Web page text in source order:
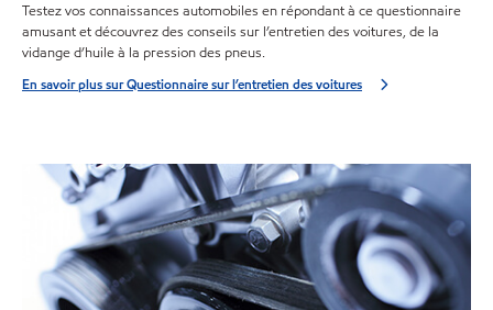
Testez vos connaissances automobiles en répondant à ce questionnaire
amusant et découvrez des conseils sur l’entretien des voitures, de la
vidange d’huile à la pression des pneus.
En savoir plus sur Questionnaire sur l’entretien des voitures